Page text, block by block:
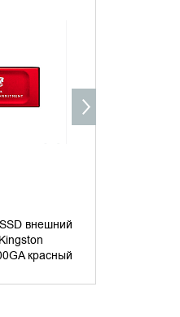
внешний
красный